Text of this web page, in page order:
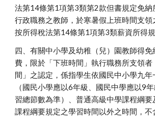
法第14條第1項第3類第2款但書規定免納
行政職務之教師，於寒暑假上班時間支
按所得稅法第14條第1項第3類薪資所得規
四、有關中小學及幼稚（兒）園教師得
費，限於「下班時間」執行職務所支領者
間」之認定，係指學生依國民中小學九年
（國民小學應以6年級、國民中學應以9
習總節數為準）、普通高級中學課程綱
課程綱要規定之學習時間以外之時間，不